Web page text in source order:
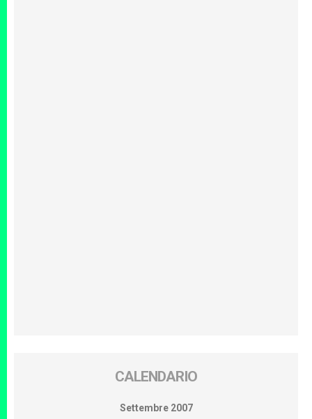
CALENDARIO
Settembre 2007